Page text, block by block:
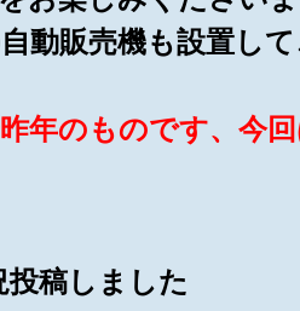
動販売機も設置し
昨年のものです、今
投稿しました